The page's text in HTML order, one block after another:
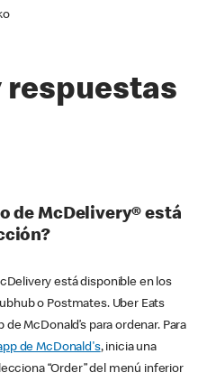
respuestas
de McDelivery® está
está disponible en los
o Postmates. Uber Eats
McDonald’s para ordenar. Para
de McDonald's, inicia una
“Order” del menú inferior